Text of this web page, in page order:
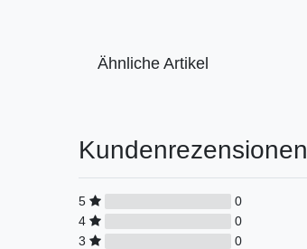
Ähnliche Artikel
Kundenrezensionen
5
0
4
0
3
0